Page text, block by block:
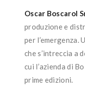
Oscar Boscarol
produzione e
per l’emergenza.
che s’intreccia a
cui l’azienda di
prime edizioni.